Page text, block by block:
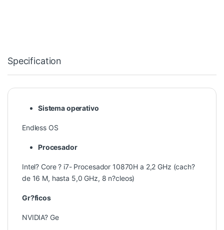
Specification
Sistema operativo
Endless OS
Procesador
Intel? Core ? i7- Procesador 10870H a 2,2 GHz (cach?
de 16 M, hasta 5,0 GHz, 8 n?cleos)
Gr?ficos
NVIDIA? Ge